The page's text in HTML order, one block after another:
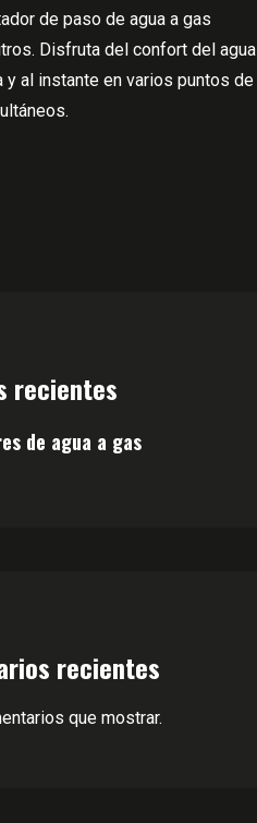
es:
$779,900.
de paso de agua a gas
Disfruta del confort del agua
y al instante en varios puntos de
recientes
de agua a gas
recientes
que mostrar.